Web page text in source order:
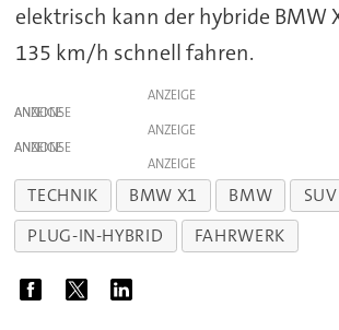
elektrisch kann der hybride BMW
135 km/h schnell fahren.
ANZEIGE
ANZEIGE
ANZEIGE
ANZEIGE
ANZEIGE
TECHNIK BMW X1 BMW
SUV
PLUG-IN-HYBRID
FAHRWERK